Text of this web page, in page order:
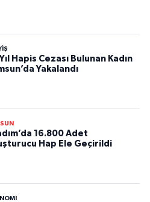
Hapis Cezası Bulunan Kadın
Yakalandı
16.800 Adet
Hap Ele Geçirildi